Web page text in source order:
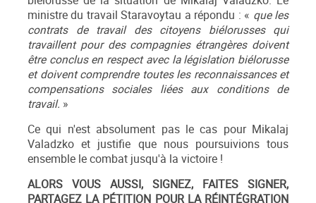
ministre du travail Staravoytau a répondu : « que les
contrats de travail des citoyens biélorusses qui
travaillent pour des compagnies étrangères doivent
être conclus en respect avec la législation biélorusse
et doivent comprendre toutes les reconnaissances et
compensations sociales liées aux conditions de
travail. »
Ce qui n'est absolument pas le cas pour Mikalaj
Valadzko et justiﬁe que nous poursuivions tous
ensemble le combat jusqu'à la victoire !
ALORS VOUS AUSSI, SIGNEZ, FAITES SIGNER,
PARTAGEZ LA PÉTITION POUR LA RÉINTÉGRATION